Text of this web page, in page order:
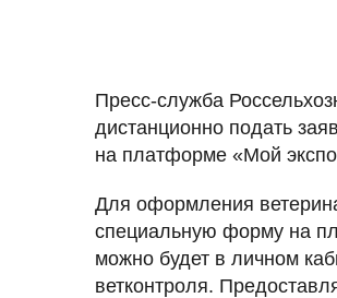
Пресс-служба
дистанционно подать
на платформе «Мой
Для оформления
специальную форму на
можно будет в личном
ветконтроля.